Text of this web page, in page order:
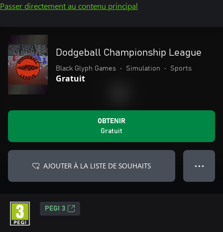
Passer directement au contenu principal
Dodgeball Championship League
Black Glyph Games • Simulation • Sports
Gratuit
OBTENIR
Gratuit
AJOUTER À LA LISTE DE SOUHAITS ● ● ●
PEGI 3